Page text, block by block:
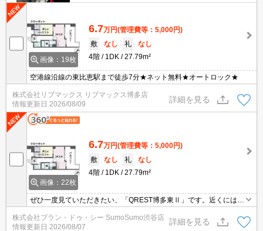
画像：19枚
6.7万円(管理費等：5,000円)
敷
なし 礼
なし
4階
1DK 27.79m²
空港線沿線の東比恵駅まで徒歩7分★ネット無料★オートロック★
株式会社リブマックス リブマックス博多店
情報更新日 2026/08/09
詳細を見る
画像：22枚
6.7万円(管理費等：5,000円)
敷
なし 礼
なし
4階
1DK 27.79m²
ぜひ一度見ていただきたい、「QREST博多東Ⅱ」です。近くにはミ
ニストップ 博多榎田2丁目店(徒歩2分)がありちょっとした買い物に
便利です。
株式会社プラン・ドゥ・シー SumoSumo渋谷店
情報更新日 2026/08/07
詳細を見る